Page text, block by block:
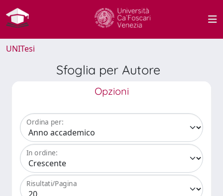
UNITesi
Sfoglia per Autore
Opzioni
Ordina per:
In ordine:
Risultati/Pagina